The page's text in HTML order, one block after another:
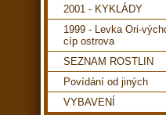
2001 - KYKLÁDY
1999 - Levka Ori-
cíp ostrova
SEZNAM ROSTLIN
Povídání od jiných
VYBAVENÍ